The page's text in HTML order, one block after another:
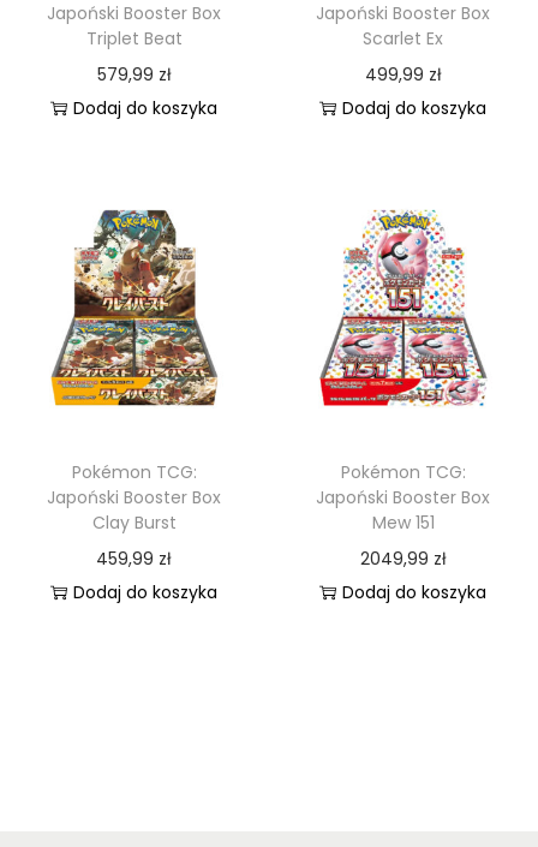
i
x
Japoński Booster Box
Triplet Beat
579,99 zł
Dodaj do koszyka
Japoński Booster Box
Scarlet Ex
499,99 zł
Dodaj do koszyka
Pokémon TCG:
Japoński Booster Box
Clay Burst
459,99 zł
Dodaj do koszyka
Pokémon TCG:
Japoński Booster Box
Mew 151
2049,99 zł
Dodaj do koszyka